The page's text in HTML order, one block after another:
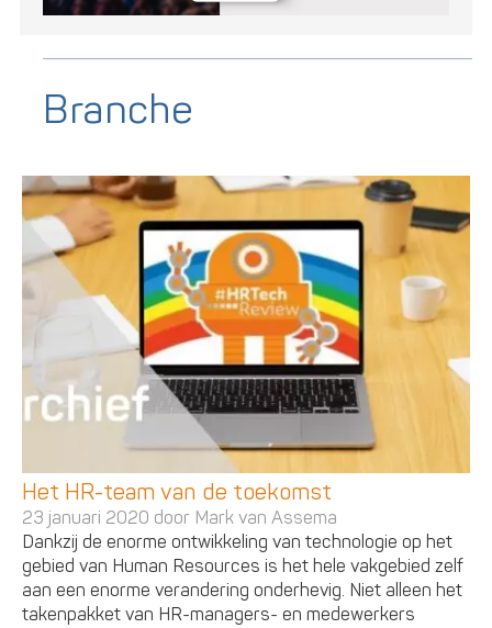
Branche
Het HR-team van de toekomst
23 januari 2020 door Mark van Assema
Dankzij de enorme ontwikkeling van technologie op het
gebied van Human Resources is het hele vakgebied zelf
aan een enorme verandering onderhevig. Niet alleen het
takenpakket van HR-managers- en medewerkers